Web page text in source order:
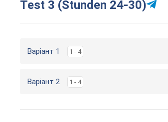
Test 3 (Stunden 24-30)
Варіант 1 1 - 4
Варіант 2 1 - 4